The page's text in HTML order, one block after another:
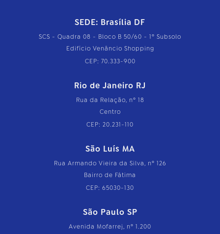
SEDE: Brasília DF
SCS - Quadra 08 - Bloco B 50/60 - 1º Subsolo
Edifício Venâncio Shopping
CEP: 70.333-900
Rio de Janeiro RJ
Rua da Relação, nº 18
Centro
CEP: 20.231-110
São Luís MA
Rua Armando Vieira da Silva, nº 126
Bairro de Fátima
CEP: 65030-130
São Paulo SP
Avenida Mofarrej, nº 1.200